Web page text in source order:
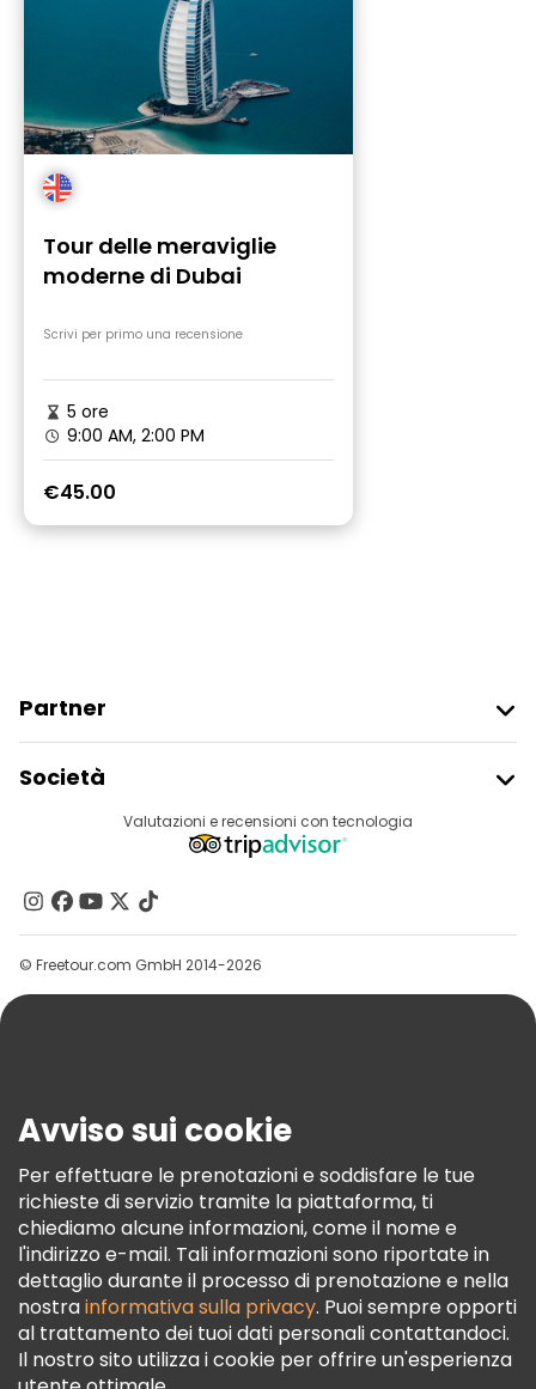
Tour delle meraviglie
moderne di Dubai
Scrivi per primo una recensione
5 ore
9:00 AM, 2:00 PM
€45.00
Partner
Accesso Del Fornitore
Programma Di Affiliazione
Società
Destinazioni
Contattaci
Gruppi
Aiuto
Termini E Condizioni
Informativa Sui Cookie
Freetour Premi
Programma Di Fidelizzazione
Valutazioni e recensioni con tecnologia
© Freetour.com GmbH 2014-2026
Avviso sui cookie
Per effettuare le prenotazioni e soddisfare le tue
richieste di servizio tramite la piattaforma, ti
chiediamo alcune informazioni, come il nome e
l'indirizzo e-mail. Tali informazioni sono riportate in
dettaglio durante il processo di prenotazione e nella
nostrainformativa sulla privacy. Puoi sempre opporti
al trattamento dei tuoi dati personali contattandoci.
Il nostro sito utilizza i cookie per offrire un'esperienza